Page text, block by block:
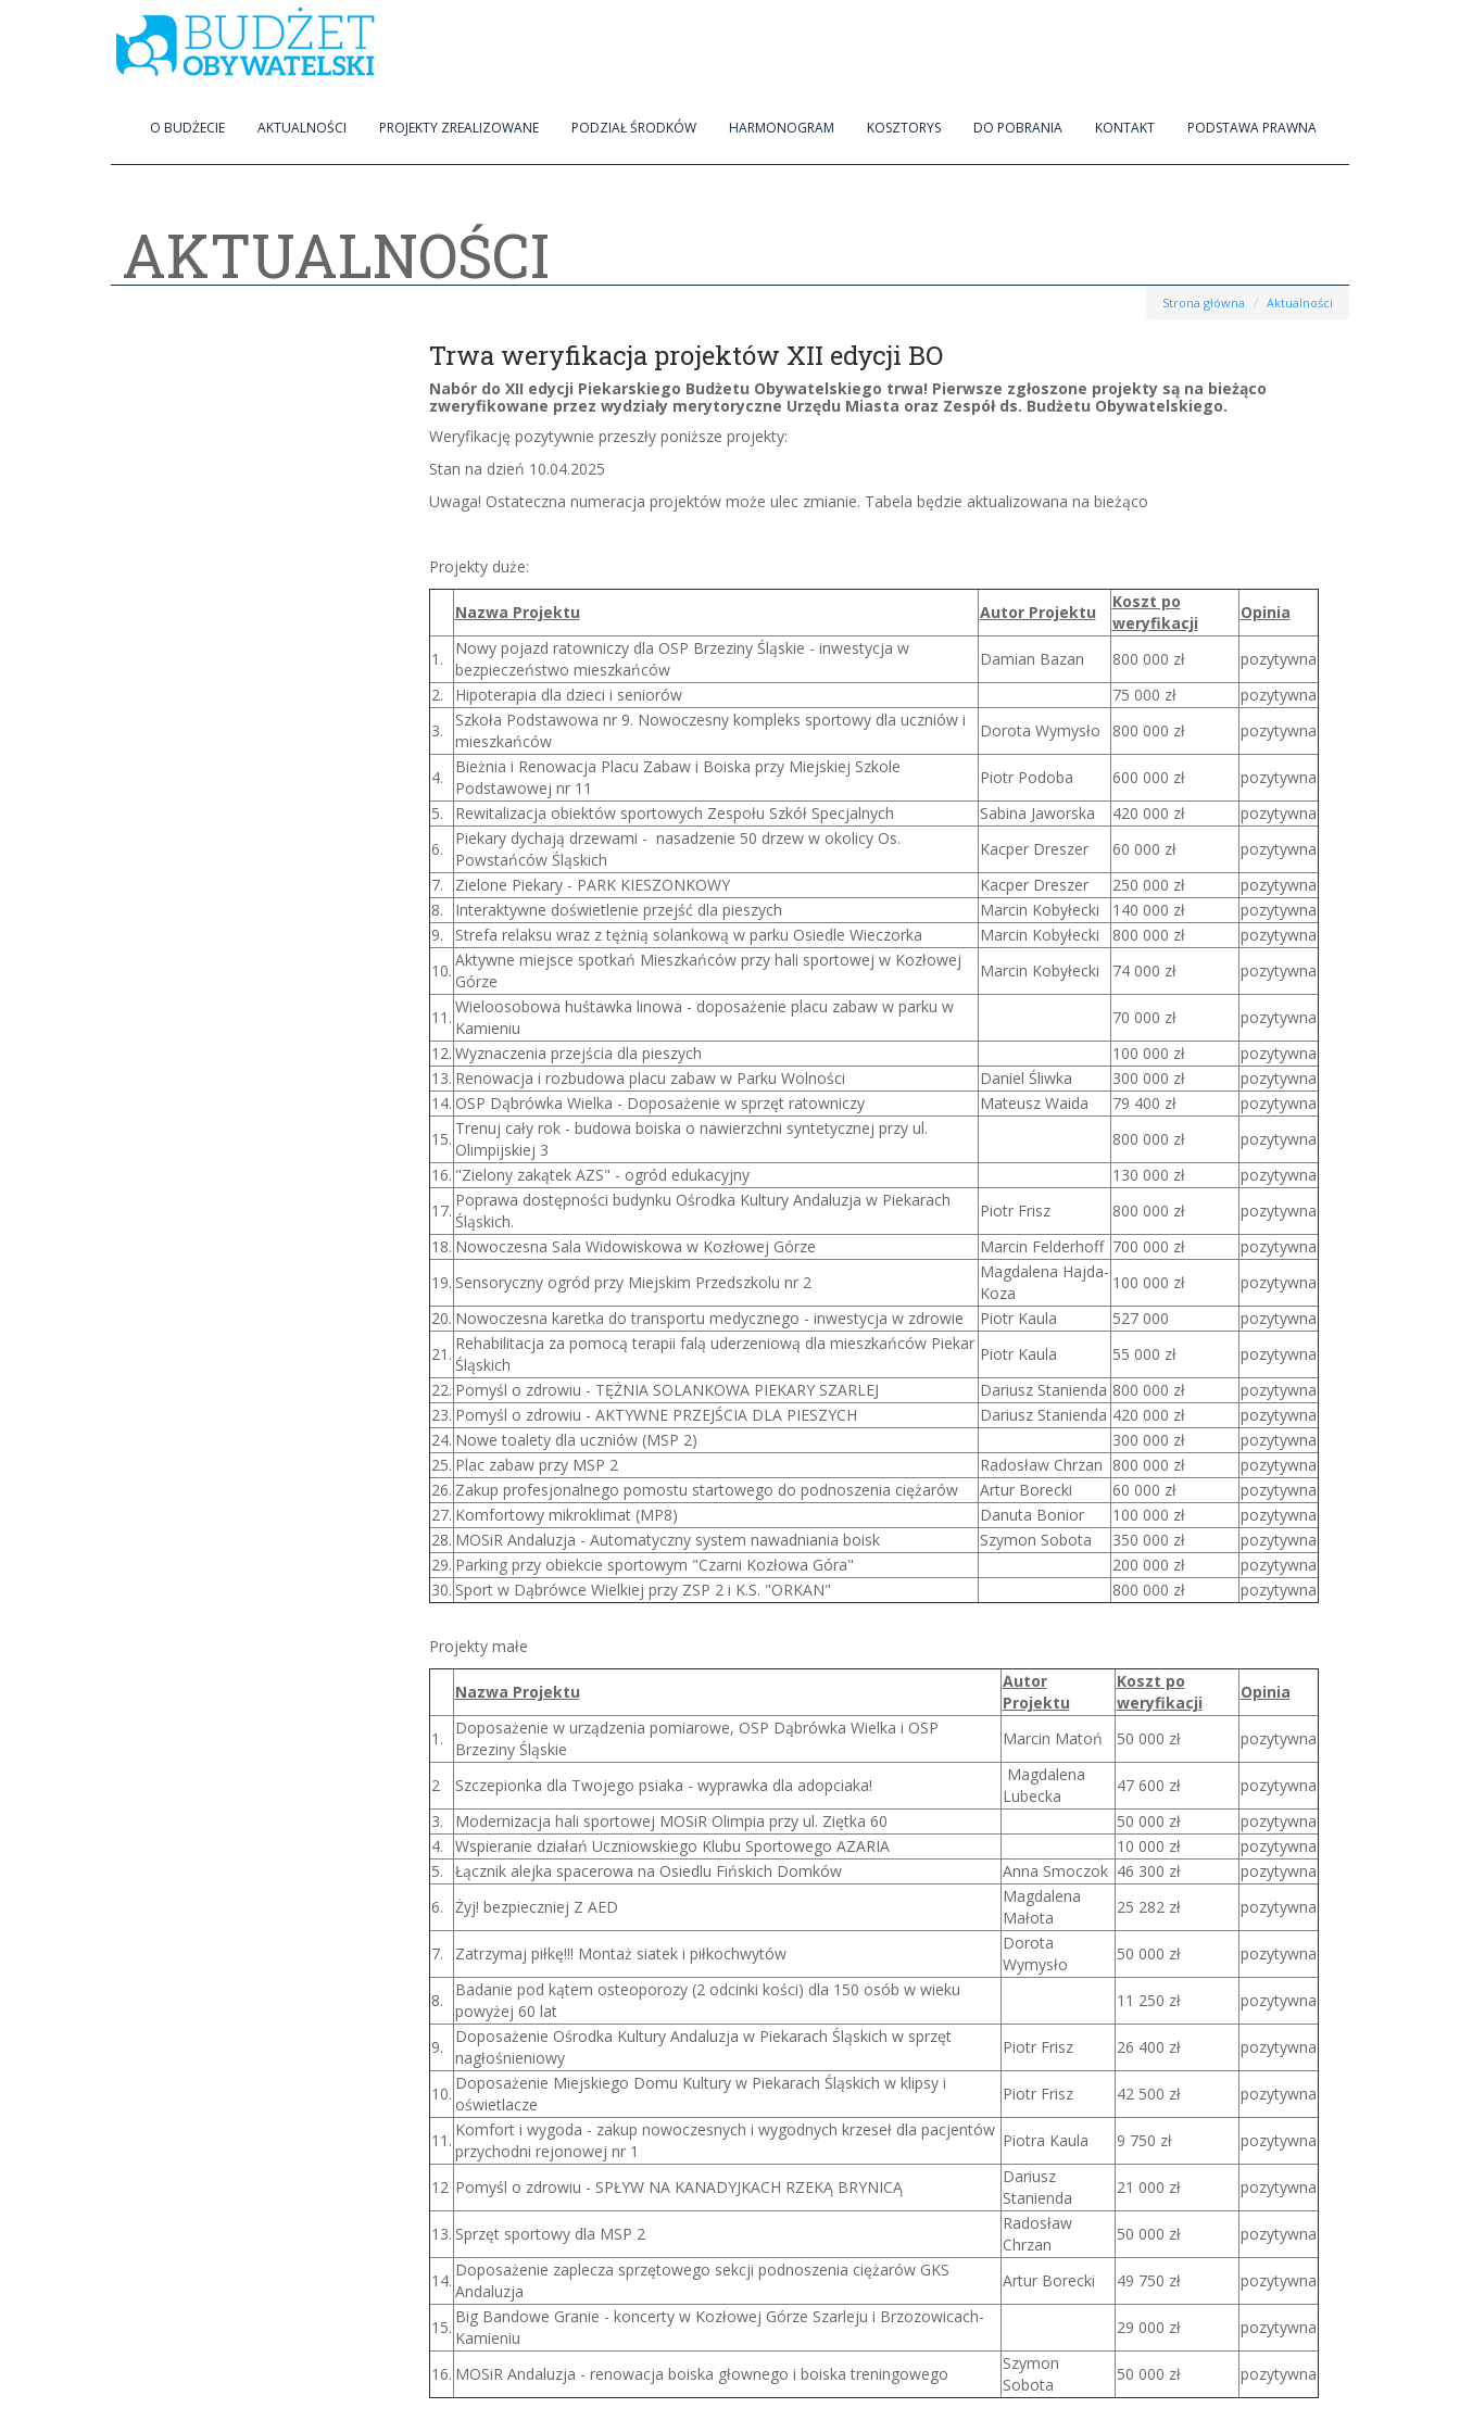
O BUDŻECIE AKTUALNOŚCI PROJEKTY ZREALIZOWANE PODZIAŁ ŚRODKÓW HARMONOGRAM KOSZTORYS DO POBRANIA KONTAKT PODSTAWA PRAWNA
AKTUALNOŚCI
Strona główna Aktualności
Trwa weryfikacja projektów XII edycji BO
Nabór do XII edycji Piekarskiego Budżetu Obywatelskiego trwa! Pierwsze zgłoszone projekty są na bieżąco
zweryfikowane przez wydziały merytoryczne Urzędu Miasta oraz Zespół ds. Budżetu Obywatelskiego.
Weryfikację pozytywnie przeszły poniższe projekty:
Stan na dzień 10.04.2025
Uwaga! Ostateczna numeracja projektów może ulec zmianie. Tabela będzie aktualizowana na bieżąco
Projekty duże:
Nazwa Projektu Autor Projektu
Koszt po
weryfikacji
Opinia
1.
Nowy pojazd ratowniczy dla OSP Brzeziny Śląskie - inwestycja w
bezpieczeństwo mieszkańców
Damian Bazan 800 000 zł
pozytywna
2.
Hipoterapia dla dzieci i seniorów 75 000 zł
pozytywna
3.
Szkoła Podstawowa nr 9. Nowoczesny kompleks sportowy dla uczniów i
mieszkańców
Dorota Wymysło 800 000 zł pozytywna
4.
Bieżnia i Renowacja Placu Zabaw i Boiska przy Miejskiej Szkole
Podstawowej nr 11
Piotr Podoba 600 000 zł
pozytywna
5.
Rewitalizacja obiektów sportowych Zespołu Szkół Specjalnych Sabina Jaworska 420 000 zł
pozytywna
6.
Piekary dychają drzewami - nasadzenie 50 drzew w okolicy Os.
Powstańców Śląskich
Kacper Dreszer 60 000 zł
pozytywna
7.
Zielone Piekary - PARK KIESZONKOWY Kacper Dreszer 250 000 zł
pozytywna
8.
Interaktywne doświetlenie przejść dla pieszych Marcin Kobyłecki 140 000 zł
pozytywna
9.
Strefa relaksu wraz z tężnią solankową w parku Osiedle Wieczorka Marcin Kobyłecki 800 000 zł
pozytywna
10.
Aktywne miejsce spotkań Mieszkańców przy hali sportowej w Kozłowej
Górze
Marcin Kobyłecki 74 000 zł pozytywna
11.
Wieloosobowa huśtawka linowa - doposażenie placu zabaw w parku w
Kamieniu
70 000 zł
pozytywna
12. Wyznaczenia przejścia dla pieszych 100 000 zł
pozytywna
13. Renowacja i rozbudowa placu zabaw w Parku Wolności Daniel Śliwka 300 000 zł
pozytywna
14. OSP Dąbrówka Wielka - Doposażenie w sprzęt ratowniczy Mateusz Waida 79 400 zł
pozytywna
15.
Trenuj cały rok - budowa boiska o nawierzchni syntetycznej przy ul.
Olimpijskiej 3
800 000 zł
pozytywna
16. "Zielony zakątek AZS" - ogród edukacyjny 130 000 zł
pozytywna
17.
Poprawa dostępności budynku Ośrodka Kultury Andaluzja w Piekarach
Śląskich.
Piotr Frisz 800 000 zł
pozytywna
18. Nowoczesna Sala Widowiskowa w Kozłowej Górze Marcin Felderhoff 700 000 zł
pozytywna
19. Sensoryczny ogród przy Miejskim Przedszkolu nr 2
Magdalena Hajda-
Koza
100 000 zł
pozytywna
20. Nowoczesna karetka do transportu medycznego - inwestycja w zdrowie Piotr Kaula 527 000
pozytywna
21.
Rehabilitacja za pomocą terapii falą uderzeniową dla mieszkańców Piekar
Śląskich
Piotr Kaula 55 000 zł
pozytywna
22. Pomyśl o zdrowiu - TĘŻNIA SOLANKOWA PIEKARY SZARLEJ Dariusz Stanienda 800 000 zł
pozytywna
23. Pomyśl o zdrowiu - AKTYWNE PRZEJŚCIA DLA PIESZYCH Dariusz Stanienda 420 000 zł
pozytywna
24. Nowe toalety dla uczniów (MSP 2) 300 000 zł
pozytywna
25. Plac zabaw przy MSP 2 Radosław Chrzan 800 000 zł
pozytywna
26. Zakup profesjonalnego pomostu startowego do podnoszenia ciężarów Artur Borecki 60 000 zł
pozytywna
27. Komfortowy mikroklimat (MP8) Danuta Bonior 100 000 zł
pozytywna
28. MOSiR Andaluzja - Automatyczny system nawadniania boisk Szymon Sobota 350 000 zł
pozytywna
29. Parking przy obiekcie sportowym "Czarni Kozłowa Góra" 200 000 zł
pozytywna
30. Sport w Dąbrówce Wielkiej przy ZSP 2 i K.S. "ORKAN" 800 000 zł pozytywna
Projekty małe
Nazwa Projektu
Autor
Projektu
Koszt po
weryfikacji
Opinia
1.
Doposażenie w urządzenia pomiarowe, OSP Dąbrówka Wielka i OSP
Brzeziny Śląskie
Marcin Matoń 50 000 zł pozytywna
2 Szczepionka dla Twojego psiaka - wyprawka dla adopciaka!
Magdalena
Lubecka
47 600 zł
pozytywna
3.
Modernizacja hali sportowej MOSiR Olimpia przy ul. Ziętka 60 50 000 zł
pozytywna
4.
Wspieranie działań Uczniowskiego Klubu Sportowego AZARIA 10 000 zł
pozytywna
5.
Łącznik alejka spacerowa na Osiedlu Fińskich Domków Anna Smoczok 46 300 zł
pozytywna
6.
Żyj! bezpieczniej Z AED
Magdalena
Małota
25 282 zł pozytywna
7. Zatrzymaj piłkę!!! Montaż siatek i piłkochwytów
Dorota
Wymysło
50 000 zł pozytywna
8.
Badanie pod kątem osteoporozy (2 odcinki kości) dla 150 osób w wieku
powyżej 60 lat
11 250 zł pozytywna
9.
Doposażenie Ośrodka Kultury Andaluzja w Piekarach Śląskich w sprzęt
nagłośnieniowy
Piotr Frisz 26 400 zł pozytywna
10.
Doposażenie Miejskiego Domu Kultury w Piekarach Śląskich w klipsy i
oświetlacze
Piotr Frisz 42 500 zł pozytywna
11.
Komfort i wygoda - zakup nowoczesnych i wygodnych krzeseł dla pacjentów
przychodni rejonowej nr 1
Piotra Kaula 9 750 zł pozytywna
12 Pomyśl o zdrowiu - SPŁYW NA KANADYJKACH RZEKĄ BRYNICĄ
Dariusz
Stanienda
21 000 zł pozytywna
13. Sprzęt sportowy dla MSP 2
Radosław
Chrzan
50 000 zł pozytywna
14.
Doposażenie zaplecza sprzętowego sekcji podnoszenia ciężarów GKS
Andaluzja
Artur Borecki 49 750 zł pozytywna
15.
Big Bandowe Granie - koncerty w Kozłowej Górze Szarleju i Brzozowicach-
Kamieniu
29 000 zł pozytywna
16. MOSiR Andaluzja - renowacja boiska głownego i boiska treningowego
Szymon
Sobota
50 000 zł pozytywna